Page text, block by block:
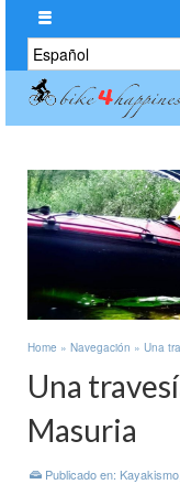
Elegir
un
idioma
Home » Navegación » Una
Una
Masuria
Publicado en: Kayakismo